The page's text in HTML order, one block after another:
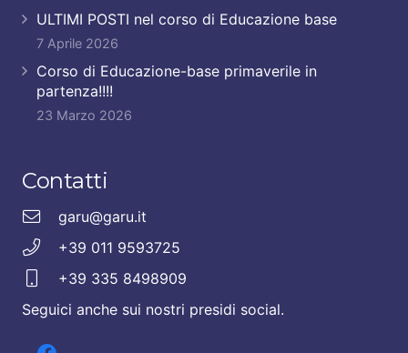
ULTIMI POSTI nel corso di Educazione base
7 Aprile 2026
Corso di Educazione-base primaverile in
partenza!!!!
23 Marzo 2026
Contatti
garu@garu.it
+39 011 9593725
+39 335 8498909
Seguici anche sui nostri presidi social.